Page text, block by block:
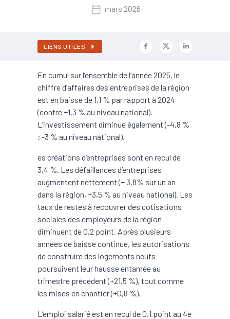
mars 2026
LIENS UTILES
En cumul sur l’ensemble de l’année 2025, le
chiffre d’affaires des entreprises de la région
est en baisse de 1,1 % par rapport à 2024
(contre +1,3 % au niveau national).
L’investissement diminue également (-4,8 %
; -3 % au niveau national).
es créations d’entreprises sont en recul de
3,4 %. Les défaillances d’entreprises
augmentent nettement (+ 3,8% sur un an
dans la région, +3,5 % au niveau national). Les
taux de restes à recouvrer des cotisations
sociales des employeurs de la région
diminuent de 0,2 point. Après plusieurs
années de baisse continue, les autorisations
de construire des logements neufs
poursuivent leur hausse entamée au
trimestre précédent (+21,5 %), tout comme
les mises en chantier (+0,8 %).
L’emploi salarié est en recul de 0,1 point au 4e